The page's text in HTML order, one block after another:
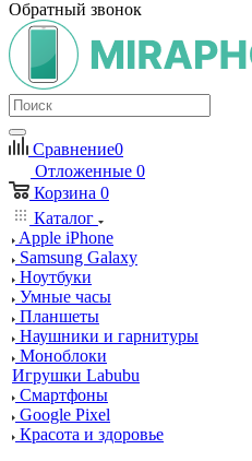
Обратный звонок
Сравнение0
Отложенные 0
Корзина 0
Каталог
Apple iPhone
Samsung Galaxy
Ноутбуки
Умные часы
Планшеты
Наушники и гарнитуры
Моноблоки
Игрушки Labubu
Смартфоны
Google Pixel
Красота и здоровье